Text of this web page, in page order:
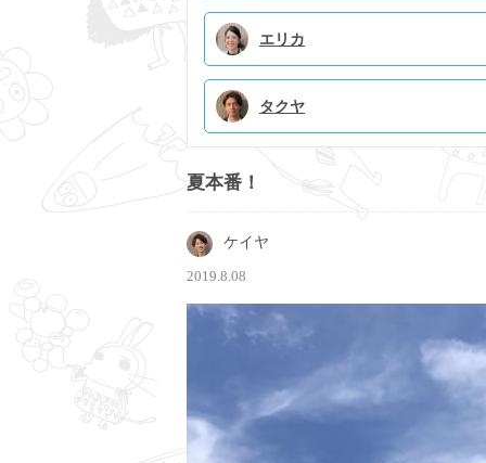
エリカ
タクヤ
夏本番！
ケイヤ
2019.8.08